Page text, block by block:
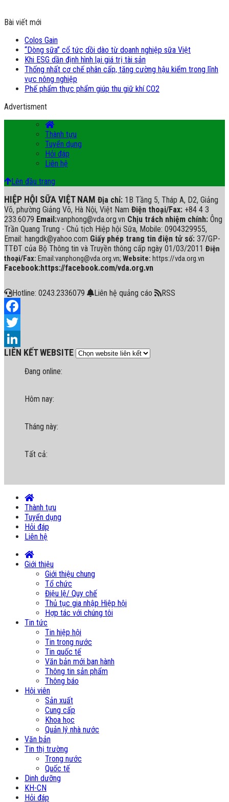
Bài viết mới
Colos Gain
“Dòng sữa” cổ tức dồi dào từ doanh nghiệp sữa Việt
Khi ESG dần định hình lại giá trị tài sản
Thống nhất cơ chế phân cấp, tăng cường hậu kiểm trong lĩnh
vực nông nghiệp
Phế phẩm thực phẩm giúp thu giữ khí CO2
Advertisment
Thành tựu
Tuyển dụng
Hỏi đáp
Liên hệ
Lên đầu trang
HIỆP HỘI SỮA VIỆT NAM Địa chỉ: 1B Tầng 5, Tháp A, D2, Giảng
Võ, phường Giảng Võ, Hà Nội, Việt Nam Điện thoại/Fax: +84 4 3
233.6079 Email:vanphong@vda.org.vn Chịu trách nhiệm chính: Ông
Trần Quang Trung - Chủ tịch Hiệp hội Sữa, Mobile: 0904329955,
Email: hangdk@yahoo.com Giấy phép trang tin điện tử số: 37/GP-
TTĐT của Bộ Thông tin và Truyền thông cấp ngày 01/03/2011 Điện
thoại/Fax: Email:vanphong@vda.org.vn; Website: https://vda.org.vn
Facebook:https://facebook.com/vda.org.vn
Hotline: 0243.2336079 Liên hệ quảng cáo RSS
Facebook
Twitter
LinkedIn
LIÊN KẾT WEBSITE
Đang online:
Hôm nay:
Tháng này:
Tất cả:
Thành tựu
Tuyển dụng
Hỏi đáp
Liên hệ
Giới thiệu
Giới thiệu chung
Tổ chức
Điệu lệ/ Quy chế
Thủ tục gia nhập Hiệp hội
Hợp tác với chúng tôi
Tin tức
Tin hiệp hội
Tin trong nước
Tin quốc tế
Văn bản mới ban hành
Thông tin sản phẩm
Thông báo
Hội viên
Sản xuất
Cung cấp
Khoa học
Quản lý nhà nước
Văn bản
Tin thị trường
Trong nước
Quốc tế
Dinh dưỡng
KH-CN
Hỏi đáp